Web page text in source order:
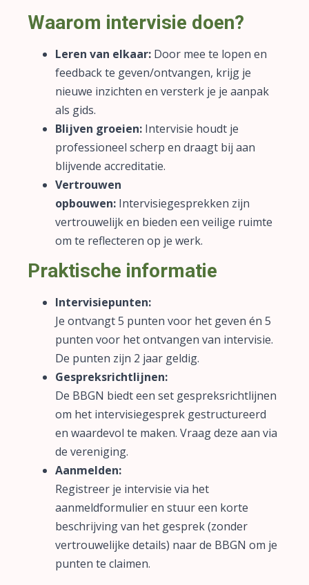
Waarom intervisie doen?
Leren van elkaar: Door mee te lopen en
feedback te geven/ontvangen, krijg je
nieuwe inzichten en versterk je je aanpak
als gids.
Blijven groeien: Intervisie houdt je
professioneel scherp en draagt bij aan
blijvende accreditatie.
Vertrouwen
opbouwen: Intervisiegesprekken zijn
vertrouwelijk en bieden een veilige ruimte
om te reflecteren op je werk.
Praktische informatie
Intervisiepunten:
Je ontvangt 5 punten voor het geven én 5
punten voor het ontvangen van intervisie.
De punten zijn 2 jaar geldig.
Gespreksrichtlijnen:
De BBGN biedt een set gespreksrichtlijnen
om het intervisiegesprek gestructureerd
en waardevol te maken. Vraag deze aan via
de vereniging.
Aanmelden:
Registreer je intervisie via het
aanmeldformulier en stuur een korte
beschrijving van het gesprek (zonder
vertrouwelijke details) naar de BBGN om je
punten te claimen.